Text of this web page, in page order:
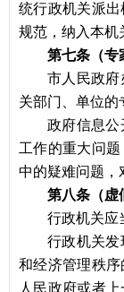
统行政机关派
规范，纳入本机
第七条（专
市人民政府
关部门、单位的
政府信息
工作的重大问
中的疑难问题，
第八条（虚
行政机关应
行政机关发
和经济管理秩
人民政府或者